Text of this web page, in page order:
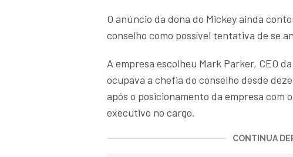
O anúncio da dona do Mickey ainda
conselho como possível tentativa de se
A empresa escolheu Mark Parker, CEO
ocupava a chefia do conselho desde
após o posicionamento da empresa com
executivo no cargo.
CONTINUA